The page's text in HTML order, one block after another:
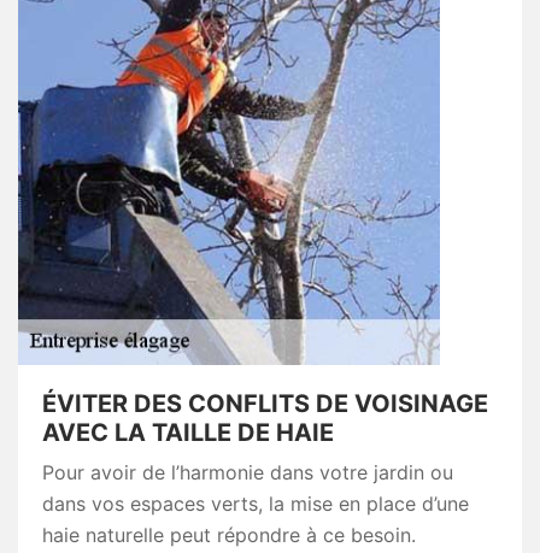
ÉVITER DES CONFLITS DE VOISINAGE
AVEC LA TAILLE DE HAIE
Pour avoir de l’harmonie dans votre jardin ou
dans vos espaces verts, la mise en place d’une
haie naturelle peut répondre à ce besoin.